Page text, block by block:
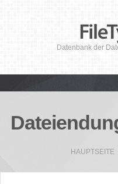
Datenbank der
HAUPTSEITE